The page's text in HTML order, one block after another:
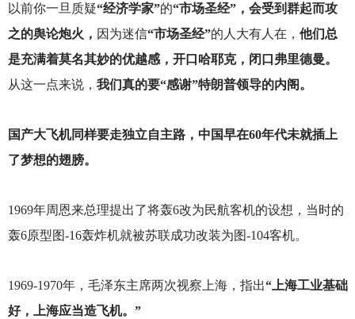
以前你一旦质疑“经济学家”的“市场圣经”，会受到群起而攻
之的舆论炮火， 因为迷信“市场圣经”的人大有人在， 他们总
是充满着莫名其妙的优越感，开口哈耶克，闭口弗里德曼。
从这一点来说， 我们真的要“感谢”特朗普领导的内阁。
国产大飞机同样要走独立自主路，中国早在60年代未就插上
了梦想的翅膀。
1969年周恩来总理提出了将轰6改为民航客机的设想，当时的
轰6原型图-16轰炸机就被苏联成功改装为图-104客机。
1969-1970年，毛泽东主席两次视察上海，指出“上海工业基础
好，上海应当造飞机。”